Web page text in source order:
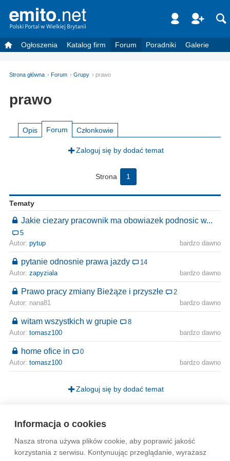
Informacja o cookies
Nasza strona używa plików cookie, aby poprawić jakość
korzystania z serwisu. Kontynuując przeglądanie, wyrażasz
Ogłoszenia Katalog firm Forum Poradniki Galerie
Strona główna Forum Grupy prawo
prawo
Opis Forum Członkowie
Zaloguj się by dodać temat
Strona 1
Tematy
Jakie ciezary pracownik ma obowiazek podnosic w...
5
Autor: pytup bardzo dawno
pytanie odnosnie prawa jazdy
14
Autor: zapyziala bardzo dawno
Prawo pracy zmiany Bieżąze i przyszłe
2
Autor: nana81
bardzo dawno
witam wszystkich w grupie
8
Autor: tomasz100 bardzo dawno
home ofice in
0
Autor: tomasz100 bardzo dawno
Zaloguj się by dodać temat
Wytyczne dla społeczności Regulamin Prywatność